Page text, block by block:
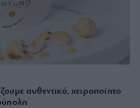
αυθεντικό, χειροποίητο